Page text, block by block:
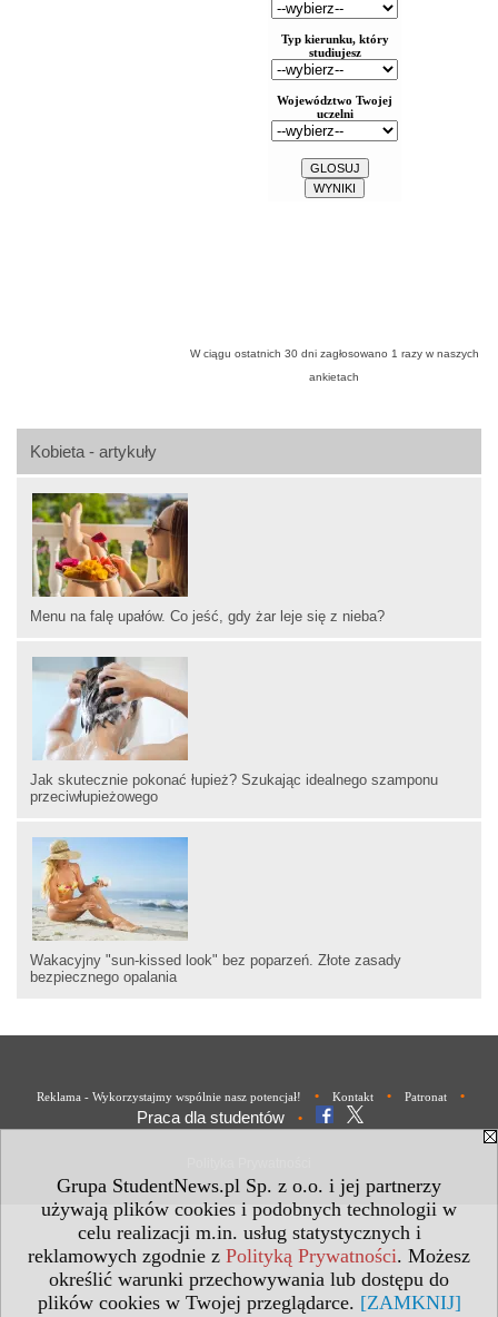
Grupa StudentNews.pl Sp. z o.o. i jej partnerzy
używają plików cookies i podobnych technologii w
celu realizacji m.in. usług statystycznych i
reklamowych zgodnie z Polityką Prywatności. Możesz
określić warunki przechowywania lub dostępu do
plików cookies w Twojej przeglądarce. [ZAMKNIJ]
Kobieta - artykuły
Menu na falę upałów. Co jeść, gdy żar leje się z nieba?
Jak skutecznie pokonać łupież? Szukając idealnego szamponu
przeciwłupieżowego
Wakacyjny "sun-kissed look" bez poparzeń. Złote zasady
bezpiecznego opalania
W ciągu ostatnich 30 dni zagłosowano 1 razy w naszych
ankietach
Reklama - Wykorzystajmy wspólnie nasz potencjał! • Kontakt • Patronat •
Praca dla studentów •